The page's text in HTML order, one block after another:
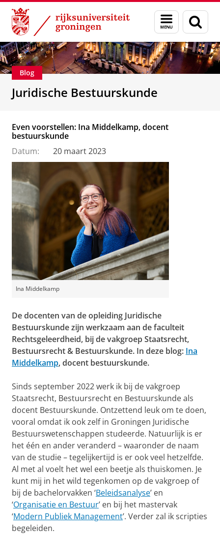
Skip
Content
Skip
Navigation
Menu
en
zoeken
Over ons Voorlichting
Blog
Juridische Bestuurskunde
Even voorstellen: Ina Middelkamp, docent
bestuurskunde
Datum:
20 maart 2023
Ina Middelkamp
De docenten van de opleiding Juridische
Bestuurskunde zijn werkzaam aan de faculteit
Rechtsgeleerdheid, bij de vakgroep Staatsrecht,
Bestuursrecht & Bestuurskunde. In deze blog: Ina
Middelkamp, docent bestuurskunde.
Sinds september 2022 werk ik bij de vakgroep
Staatsrecht, Bestuursrecht en Bestuurskunde als
docent Bestuurskunde. Ontzettend leuk om te doen,
vooral omdat ik ook zelf in Groningen Juridische
Bestuurswetenschappen studeerde. Natuurlijk is er
het één en ander veranderd – waaronder de naam
van de studie – tegelijkertijd is er ook veel hetzelfde.
Al met al voelt het wel een beetje als thuiskomen. Je
kunt mij in het wild tegenkomen op de vakgroep of
bij de bachelorvakken ‘Beleidsanalyse’ en
‘Organisatie en Bestuur’ en bij het mastervak
‘Modern Publiek Management’. Verder zal ik scripties
begeleiden.